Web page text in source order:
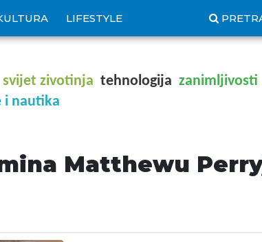
LIFESTYLE
svijet zivotinja tehnologija zanimljivosti
i nautika
Matthewu